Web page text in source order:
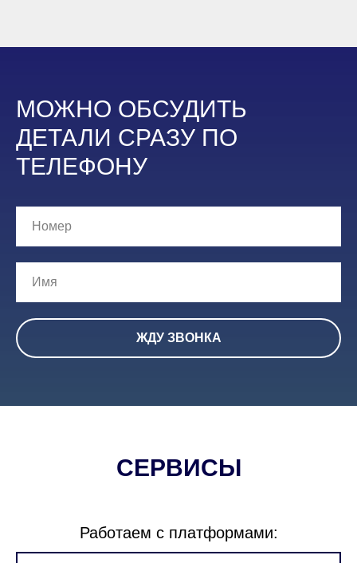
МОЖНО ОБСУДИТЬ
ДЕТАЛИ СРАЗУ ПО
ТЕЛЕФОНУ
ЖДУ ЗВОНКА
СЕРВИСЫ
Работаем с платформами: